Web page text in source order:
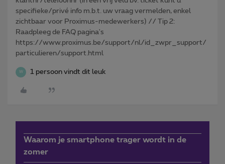
specifieke/privé info m.b.t. uw vraag vermelden, enkel
zichtbaar voor Proximus-medewerkers) // Tip 2:
Raadpleeg de FAQ pagina's
https://www.proximus.be/support/nl/id_zwpr_support/
particulieren/support.html
W 1 persoon vindt dit leuk
Waarom je smartphone trager wordt in de
zomer